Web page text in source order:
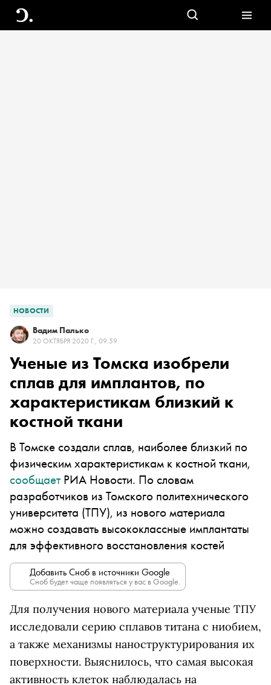
НОВОСТИ
Вадим Палько
20 ОКТЯБРЯ 2020 Г., 09:59
Ученые из Томска изобрели
сплав для имплантов, по
характеристикам близкий к
костной ткани
В Томске создали сплав, наиболее близкий по
физическим характеристикам к костной ткани,
сообщаетРИА Новости. По словам
разработчиков из Томского политехнического
университета (ТПУ), из нового материала
можно создавать высококлассные имплантаты
для эффективного восстановления костей
Добавить Сноб в источники Google
Сноб будет чаще появляться у вас в Google.
Для получения нового материала ученые ТПУ
исследовали серию сплавов титана с ниобием,
а также механизмы наноструктурирования их
поверхности. Выяснилось, что самая высокая
активность клеток наблюдалась на